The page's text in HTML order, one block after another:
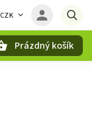
CZK
Prázdný košík